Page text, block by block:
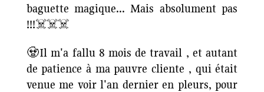
baguette magique... Mais absolument pas
!!!☠️☠️☠️
🧟Il m'a fallu 8 mois de travail , et autant
de patience à ma pauvre cliente , qui était
venue me voir l'an dernier en pleurs, pour